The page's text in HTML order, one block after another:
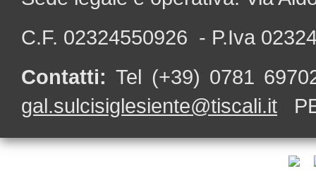
C.F. 02324550926 - P.Iva
Contatti:Tel (+39) 0781
gal.sulcisiglesiente@tiscali.it